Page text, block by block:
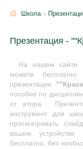
Школа»
Презентация -
На нашем сайте
можете
презентации
пособие по
от атора .
инструмент для
просматривать
вашем
бесплатно, без